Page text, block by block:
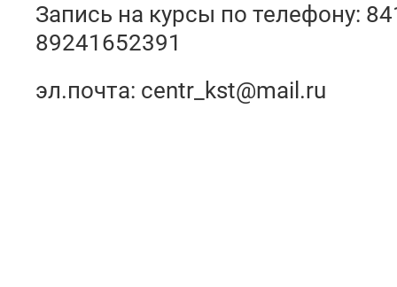
Запись на курсы по телефону:
89241652391
эл.почта: centr_kst@mail.ru